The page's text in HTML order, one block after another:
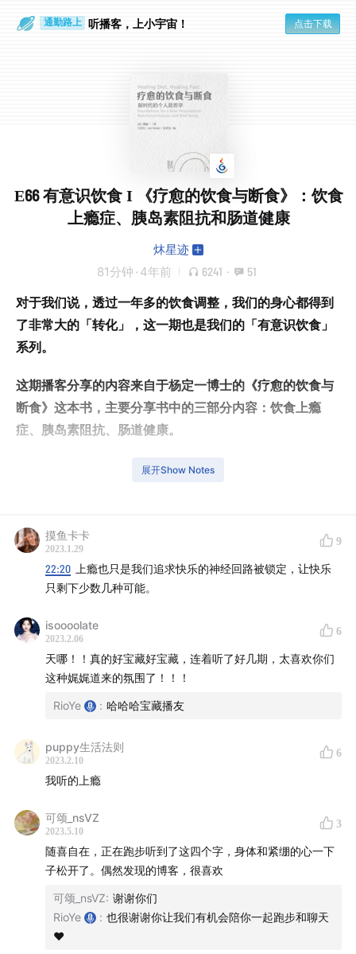
通勤路上 听播客，上小宇宙！ 点击下载
E66 有意识饮食 I 《疗愈的饮食与断食》：饮食
上瘾症、胰岛素阻抗和肠道健康
炑星迹
81分钟 · 4年前 6241 · 51
对于我们说，透过一年多的饮食调整，我们的身心都得到
了非常大的「转化」，这一期也是我们的「有意识饮食」
系列。
这期播客分享的内容来自于杨定一博士的《疗愈的饮食与
断食》这本书，主要分享书中的三部分内容：饮食上瘾
症、胰岛素阻抗、肠道健康。
炑星迹开头
00:28刚刚整理完书架的我们
07:47 PART I ：饮食上瘾症
「过度加工食品对神经系统和内分泌造出的双重刺激，
让人吃了又吃，很难停下来。愈吃愈多、愈吃愈想吃、
「如果你问我重来一次我还会不会做同样的选择，我会
告诉你我一定会。但是，你如果问我是否认为自己做了
正确的事情，我只能说，如果你站在我的立场，你当时
会怎么做？」
一个是从精神上设计你的用户体验，一个是从感官上设
计；一个在夺取你的注意力，一个在夺取你的身体。
是人们的偏好带动了产品的销量？还是产品的销量带动
了人们的偏好？
上瘾也只是我们追求快乐的神经回路被锁定，让快乐只
剩下少数的几种可能。
展开Show Notes
摸鱼卡卡
2023.1.29
9
22:20
上瘾也只是我们追求快乐的神经回路被锁定，让快乐
只剩下少数几种可能。
isoooolate
2023.2.06
6
天哪！！真的好宝藏好宝藏，连着听了好几期，太喜欢你们
这种娓娓道来的氛围了！！！
RioYe : 哈哈哈宝藏播友
puppy生活法则
2023.2.10
6
我听的上瘾
可颂_nsVZ
2023.5.10
3
随喜自在，正在跑步听到了这四个字，身体和紧绷的心一下
子松开了。偶然发现的博客，很喜欢
可颂_nsVZ: 谢谢你们
RioYe
: 也很谢谢你让我们有机会陪你一起跑步和聊天
❤️